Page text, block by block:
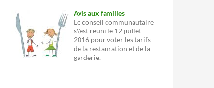
Avis aux familles
Le conseil communautaire
s\'est réuni le 12 juillet
2016 pour voter les tarifs
de la restauration et de la
garderie.